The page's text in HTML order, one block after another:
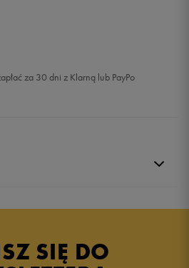
za 30 dni z Klarną lub PayPo
SIĘ DO